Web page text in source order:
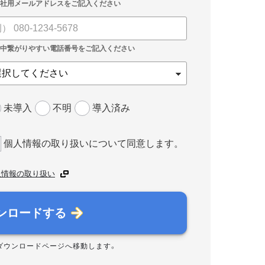
未導入 不明 導入済み
個人情報の取り扱いについて同意します。
報の取り扱い
ロードする
ウンロードページへ移動します。